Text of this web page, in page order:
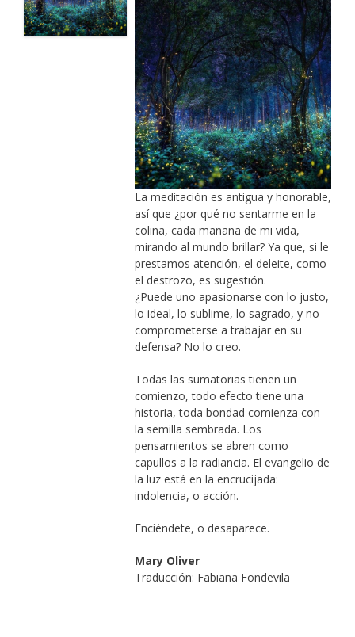
La meditación es antigua y honorable,
así que ¿por qué no sentarme en la
colina, cada mañana de mi vida,
mirando al mundo brillar? Ya que, si le
prestamos atención, el deleite, como
el destrozo, es sugestión.
¿Puede uno apasionarse con lo justo,
lo ideal, lo sublime, lo sagrado, y no
comprometerse a trabajar en su
defensa? No lo creo.
Todas las sumatorias tienen un
comienzo, todo efecto tiene una
historia, toda bondad comienza con
la semilla sembrada. Los
pensamientos se abren como
capullos a la radiancia. El evangelio de
la luz está en la encrucijada:
indolencia, o acción.
Enciéndete, o desaparece.
Mary Oliver
Traducción: Fabiana Fondevila